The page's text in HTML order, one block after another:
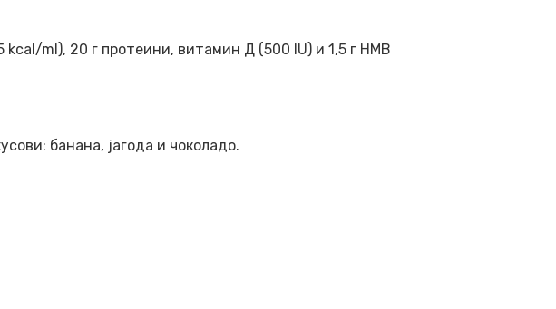
ml), 20 г протеини, витамин Д (500 IU) и 1,5 г HMB
банана, јагода и чоколадо.